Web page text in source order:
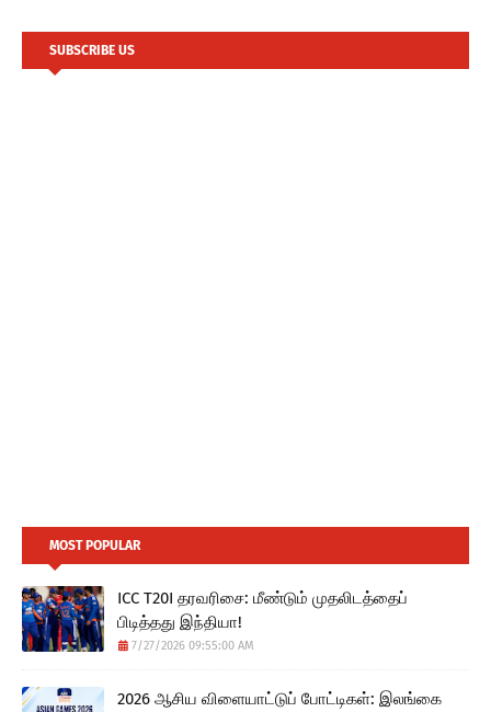
SUBSCRIBE US
MOST POPULAR
ICC T20I தரவரிசை: மீண்டும் முதலிடத்தைப்
பிடித்தது இந்தியா!
7/27/2026 09:55:00 AM
2026 ஆசிய விளையாட்டுப் போட்டிகள்: இலங்கை